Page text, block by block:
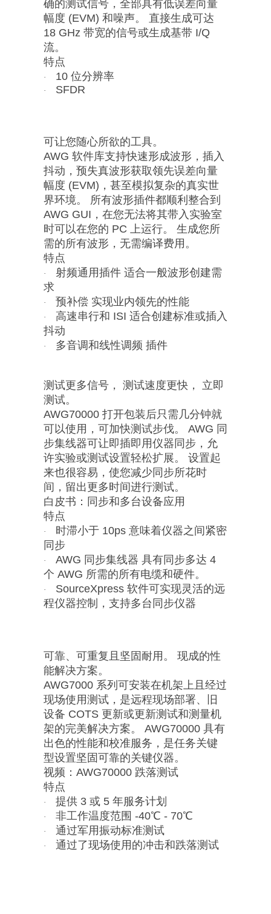
确的测试信号，全部具有低误差向量
幅度 (EVM) 和噪声。 直接生成可达
18 GHz 带宽的信号或生成基带 I/Q
流。
特点
· 10 位分辨率
· SFDR
可让您随心所欲的工具。
AWG 软件库支持快速形成波形，插入
抖动，预失真波形获取领先误差向量
幅度 (EVM)，甚至模拟复杂的真实世
界环境。 所有波形插件都顺利整合到
AWG GUI，在您无法将其带入实验室
时可以在您的 PC 上运行。 生成您所
需的所有波形，无需编译费用。
特点
·
射频通用插件 适合一般波形创建需
求
· 预补偿 实现业内领先的性能
·
高速串行和 ISI 适合创建标准或插入
抖动
· 多音调和线性调频 插件
测试更多信号， 测试速度更快， 立即
测试。
AWG70000 打开包装后只需几分钟就
可以使用，可加快测试步伐。 AWG 同
步集线器可让即插即用仪器同步，允
许实验或测试设置轻松扩展。 设置起
来也很容易，使您减少同步所花时
间，留出更多时间进行测试。
白皮书：同步和多台设备应用
特点
·
时滞小于 10ps 意味着仪器之间紧密
同步
·
AWG 同步集线器 具有同步多达 4
个 AWG 所需的所有电缆和硬件。
·
SourceXpress 软件可实现灵活的远
程仪器控制，支持多台同步仪器
可靠、可重复且坚固耐用。 现成的性
能解决方案。
AWG7000 系列可安装在机架上且经过
现场使用测试，是远程现场部署、旧
设备 COTS 更新或更新测试和测量机
架的完美解决方案。 AWG70000 具有
出色的性能和校准服务，是任务关键
型设置坚固可靠的关键仪器。
视频：AWG70000 跌落测试
特点
· 提供 3 或 5 年服务计划
· 非工作温度范围 -40℃ - 70℃
· 通过军用振动标准测试
· 通过了现场使用的冲击和跌落测试